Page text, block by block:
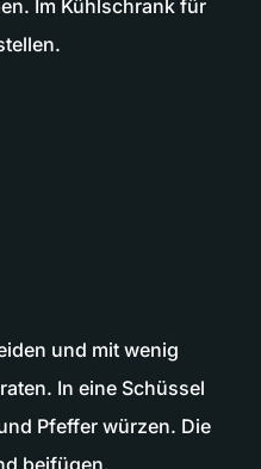
Im Kühlschrank für
und mit wenig
In eine Schüssel
Pfeffer würzen. Die
beifügen.